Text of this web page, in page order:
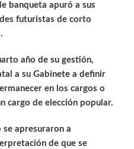
banqueta apuró a sus
futuristas de corto
año de su gestión,
a su Gabinete a definir
en los cargos o
cargo de elección popular.
apresuraron a
de que se